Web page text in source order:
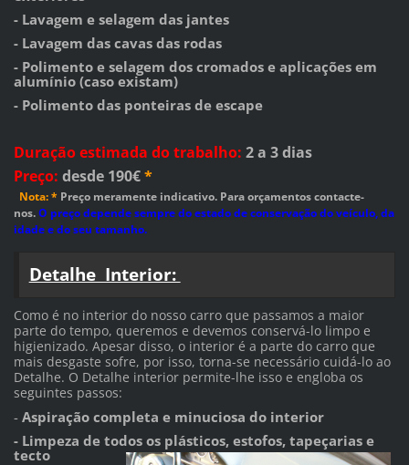
- Lavagem e selagem das jantes
- Lavagem das cavas das rodas
- Polimento e selagem dos cromados e aplicações em
alumínio (caso existam)
- Polimento das ponteiras de escape
Duração estimada do trabalho: 2 a 3 dias
Preço: desde 190€*
Nota: * Preço meramente indicativo. Para orçamentos contacte-
nos.O preço depende sempre do estado de conservação do veículo, da
idade e do seu tamanho.
Detalhe Interior:
Como é no interior do nosso carro que passamos a maior
parte do tempo, queremos e devemos conservá-lo limpo e
higienizado. Apesar disso, o interior é a parte do carro que
mais desgaste sofre, por isso, torna-se necessário cuidá-lo ao
Detalhe. O Detalhe interior permite-lhe isso e engloba os
seguintes passos:
- Aspiração completa e minuciosa do interior
- Limpeza de todos os plásticos, estofos, tapeçarias e
tecto